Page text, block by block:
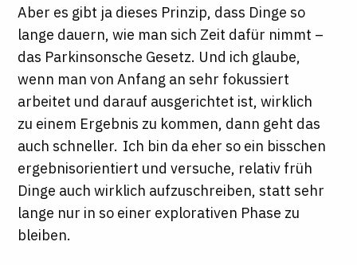
Aber es gibt ja dieses Prinzip, dass Dinge so
lange dauern, wie man sich Zeit dafür nimmt –
das Parkinsonsche Gesetz. Und ich glaube,
wenn man von Anfang an sehr fokussiert
arbeitet und darauf ausgerichtet ist, wirklich
zu einem Ergebnis zu kommen, dann geht das
auch schneller. Ich bin da eher so ein bisschen
ergebnisorientiert und versuche, relativ früh
Dinge auch wirklich aufzuschreiben, statt sehr
lange nur in so einer explorativen Phase zu
bleiben.